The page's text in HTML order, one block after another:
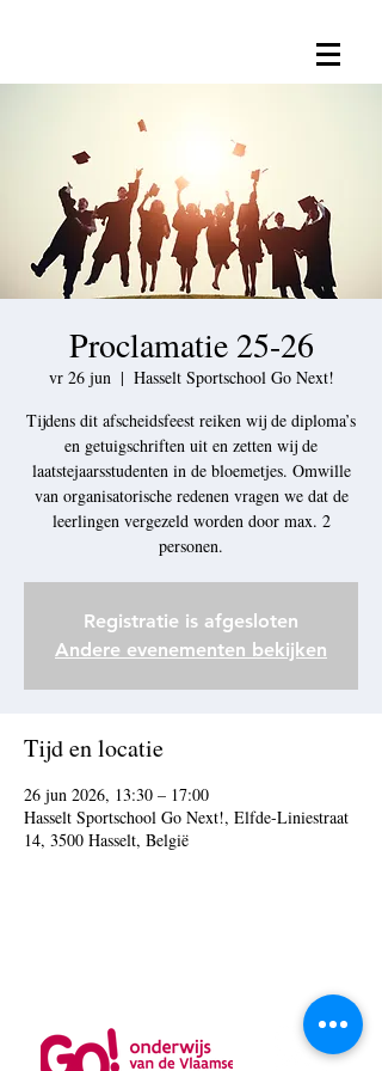
Proclamatie 25-26
vr 26 jun
  |
Hasselt Sportschool Go Next!
Tijdens dit afscheidsfeest reiken wij de diploma’s
en getuigschriften uit en zetten wij de
laatstejaarsstudenten in de bloemetjes. Omwille
van organisatorische redenen vragen we dat de
leerlingen vergezeld worden door max. 2
personen.
Registratie is afgesloten
Andere evenementen bekijken
Tijd en locatie
26 jun 2026, 13:30 – 17:00
Hasselt Sportschool Go Next!, Elfde-Liniestraat
14, 3500 Hasselt, België